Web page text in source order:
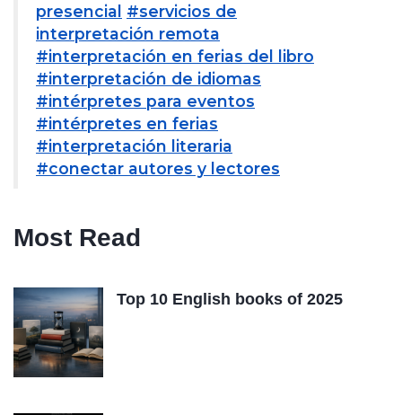
presencial #servicios de
interpretación remota
#interpretación en ferias del libro
#interpretación de idiomas
#intérpretes para eventos
#intérpretes en ferias
#interpretación literaria
#conectar autores y lectores
Most Read
Top 10 English books of 2025